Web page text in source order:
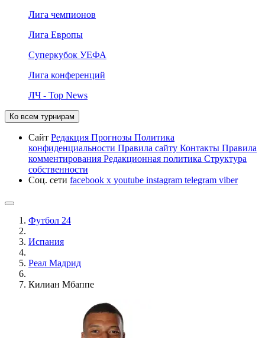
Лига чемпионов
Лига Европы
Суперкубок УЕФА
Лига конференций
ЛЧ - Top News
Ко всем турнирам
Сайт Редакция Прогнозы Политика
конфиденциальности Правила сайту Контакты Правила
комментирования Редакционная политика Структура
собственности
Соц. сети facebook x youtube instagram telegram viber
Футбол 24
Испания
Реал Мадрид
Килиан Мбаппе